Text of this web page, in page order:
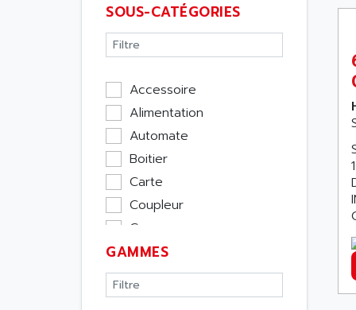
SOUS-CATÉGORIES
Accessoire
Alimentation
Automate
Boitier
Carte
Coupleur
Cpu
Ecran
Entrée / Sortie
Memoire
GAMMES